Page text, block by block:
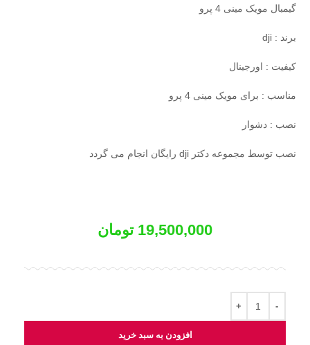
گیمبال مویک مینی 4 پرو
برند : dji
کیفیت : اورجینال
مناسب : برای مویک مینی 4 پرو
نصب : دشوار
نصب توسط مجموعه دکتر dji رایگان انجام می گردد
19,500,000 تومان
افزودن به سبد خرید